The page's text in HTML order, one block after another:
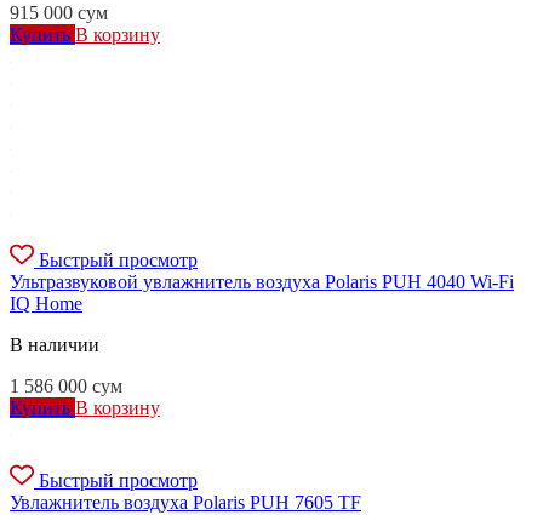
915 000 сум
Купить В корзину
Быстрый просмотр
Ультразвуковой увлажнитель воздуха Polaris PUH 4040 Wi-Fi
IQ Home
В наличии
1 586 000 сум
Купить В корзину
Быстрый просмотр
Увлажнитель воздуха Polaris PUH 7605 TF